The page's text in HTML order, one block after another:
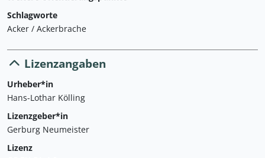
Schlagworte
Acker / Ackerbrache
Lizenzangaben
Urheber*in
Hans-Lothar Kölling
Lizenzgeber*in
Gerburg Neumeister
Lizenz